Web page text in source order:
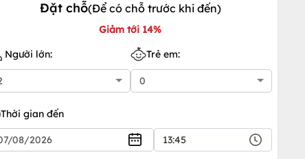
Đặt chỗ(Để có chỗ trước khi đến)
Giảm tới 14%
Người lớn:
Trẻ em:
Thời gian đến
13:45